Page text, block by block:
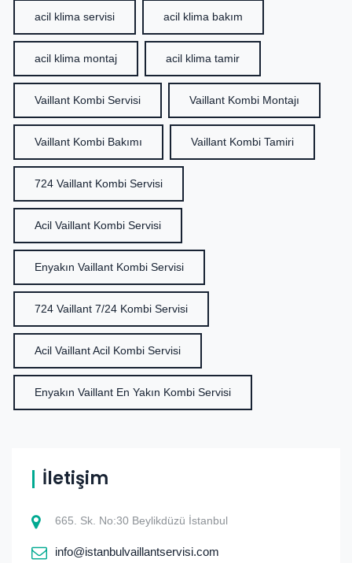
acil klima servisi acil klima bakım
acil klima montaj acil klima tamir
Vaillant Kombi Servisi Vaillant Kombi Montajı
Vaillant Kombi Bakımı Vaillant Kombi Tamiri
724 Vaillant Kombi Servisi
Acil Vaillant Kombi Servisi
Enyakın Vaillant Kombi Servisi
724 Vaillant 7/24 Kombi Servisi
Acil Vaillant Acil Kombi Servisi
Enyakın Vaillant En Yakın Kombi Servisi
İletişim
665. Sk. No:30 Beylikdüzü İstanbul
info@istanbulvaillantservisi.com